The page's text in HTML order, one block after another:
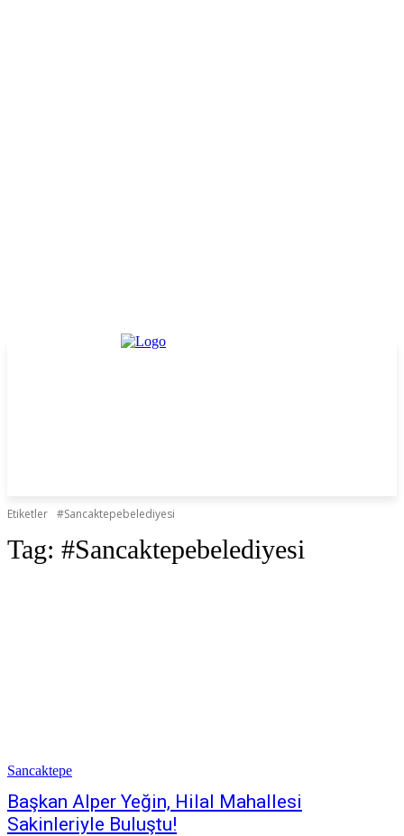
Etiketler #Sancaktepebelediyesi
Tag: #Sancaktepebelediyesi
Sancaktepe
Başkan Alper Yeğin, Hilal Mahallesi
Sakinleriyle Buluştu!